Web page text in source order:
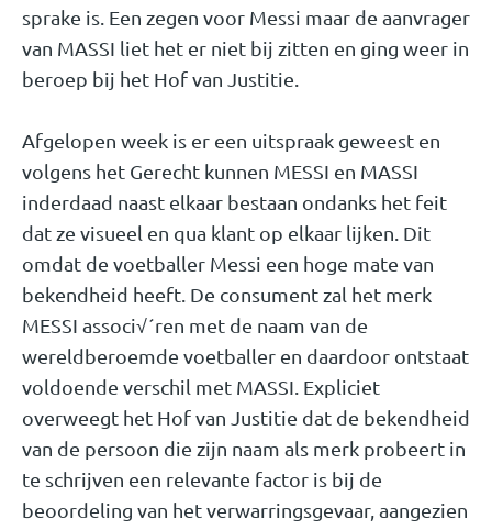
sprake is. Een zegen voor Messi maar de aanvrager
van MASSI liet het er niet bij zitten en ging weer in
beroep bij het Hof van Justitie.
Afgelopen week is er een uitspraak geweest en
volgens het Gerecht kunnen MESSI en MASSI
inderdaad naast elkaar bestaan ondanks het feit
dat ze visueel en qua klant op elkaar lijken. Dit
omdat de voetballer Messi een hoge mate van
bekendheid heeft. De consument zal het merk
MESSI associ√´ren met de naam van de
wereldberoemde voetballer en daardoor ontstaat
voldoende verschil met MASSI. Expliciet
overweegt het Hof van Justitie dat de bekendheid
van de persoon die zijn naam als merk probeert in
te schrijven een relevante factor is bij de
beoordeling van het verwarringsgevaar, aangezien